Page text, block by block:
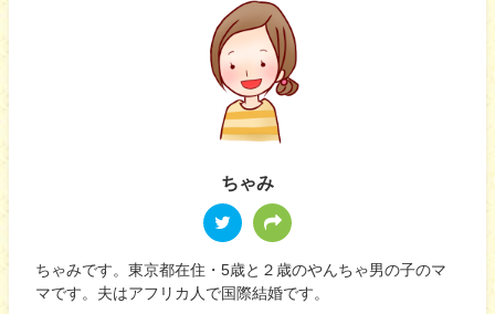
ちゃみ
ちゃみです。東京都在住・5歳と２歳のやんちゃ男の子のマ
マです。夫はアフリカ人で国際結婚です。